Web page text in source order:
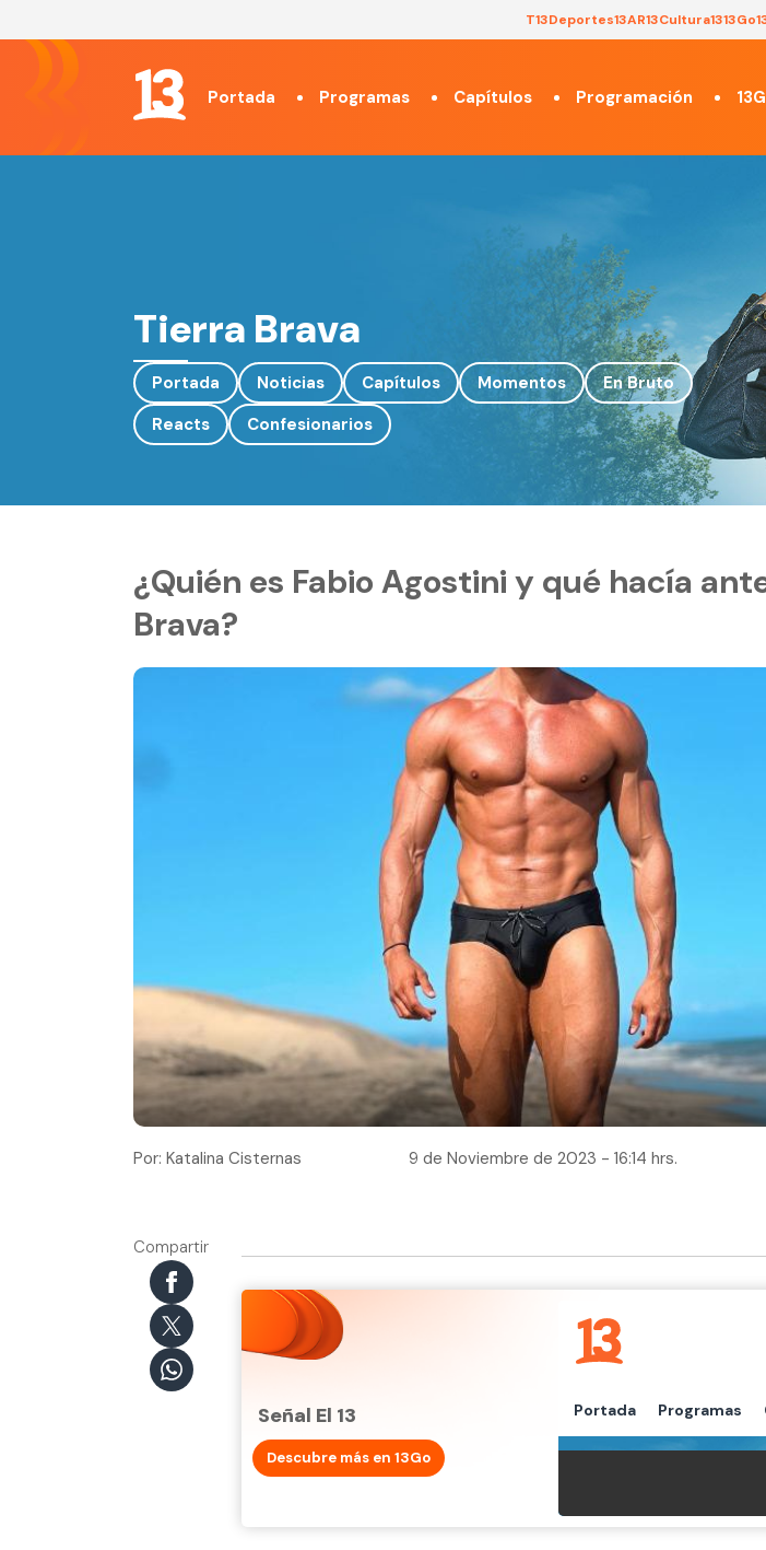
T13Deportes13AR13Cultura1313Go
Portada Programas Capítulos Programación
Tierra Brava
Portada Noticias Capítulos Momentos
En Bruto
Reacts
Confesionarios
¿Quién es Fabio Agostini y qué hacía
Brava?
Por: Katalina Cisternas 9 de Noviembre de 2023 - 16:14 hrs.
Compartir
Señal El 13
Descubre más en 13Go